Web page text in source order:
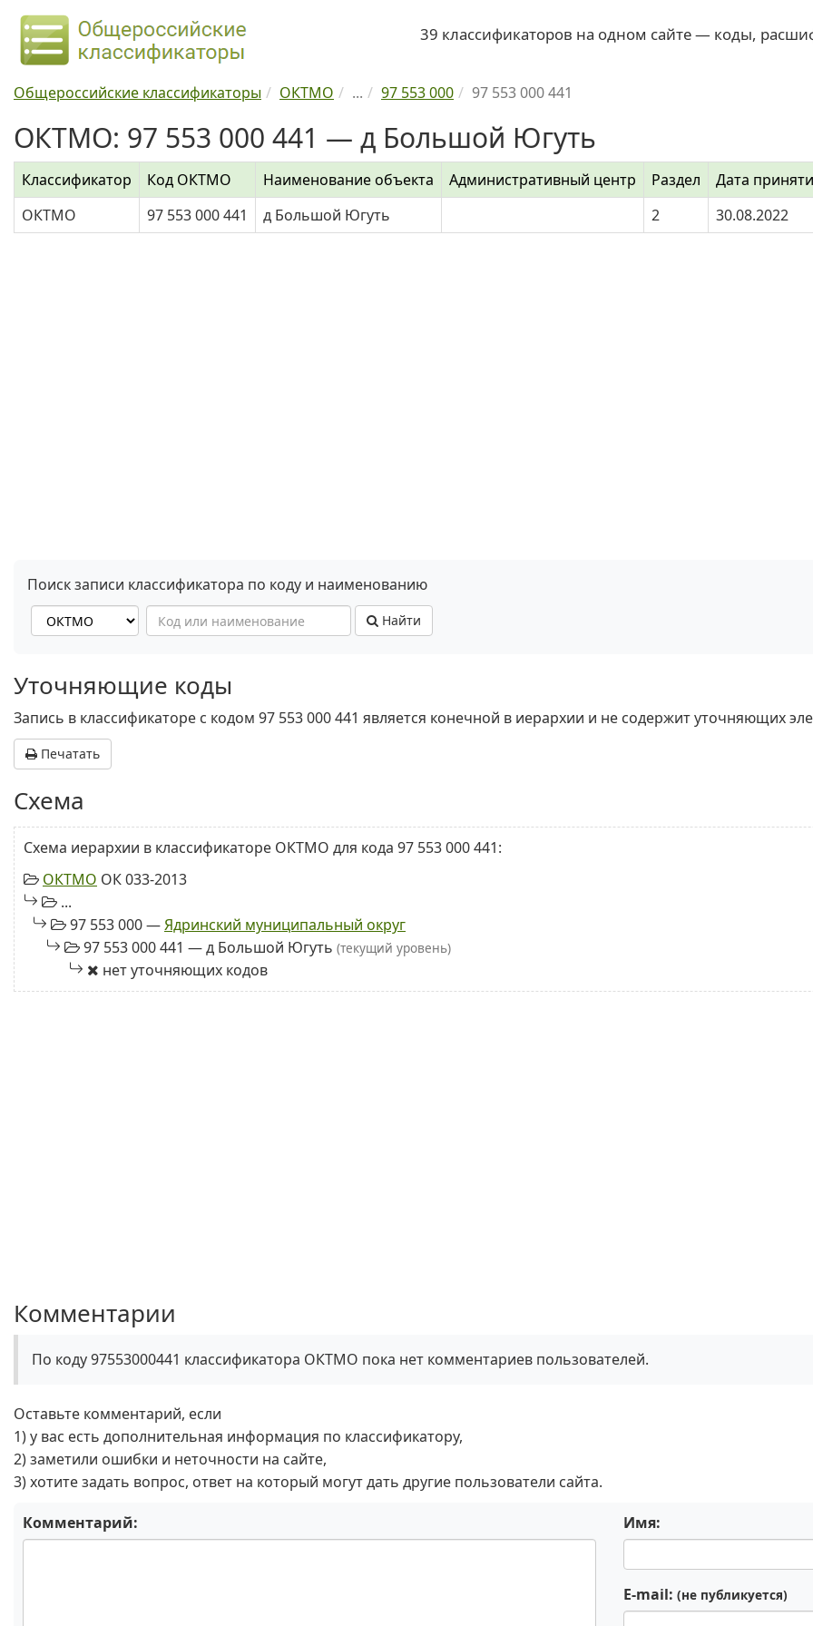
39 классификаторов на одном сайте — коды,
Общероссийские классификаторы ОКТМО ... 97 553 000 97 553 000 441
ОКТМО: 97 553 000 441 — д Большой Югуть
Классификатор Код ОКТМО Наименование объекта Административный центр Раздел Дата
ОКТМО
97 553 000 441 д Большой Югуть 2 30.08.2022
Поиск записи классификатора по коду и наименованию
Найти
Уточняющие коды
Запись в классификаторе с кодом 97 553 000 441 является конечной в иерархии и не содержит уточняющих
Печатать
Схема
Схема иерархии в классификаторе ОКТМО для кода 97 553 000 441:
ОКТМО ОК 033-2013
...
97 553 000 —Ядринский муниципальный округ
97 553 000 441 — д Большой Югуть (текущий уровень)
нет уточняющих кодов
Комментарии
По коду 97553000441 классификатора ОКТМО пока нет комментариев пользователей.
Оставьте комментарий, если
1) у вас есть дополнительная информация по классификатору,
2) заметили ошибки и неточности на сайте,
3) хотите задать вопрос, ответ на который могут дать другие пользователи сайта.
Комментарий: Имя:
E-mail: (не публикуется)